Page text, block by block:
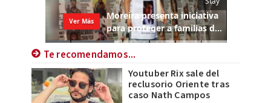
Te recomendamos...
Youtuber Rix sale del
reclusorio Oriente tras
caso Nath Campos